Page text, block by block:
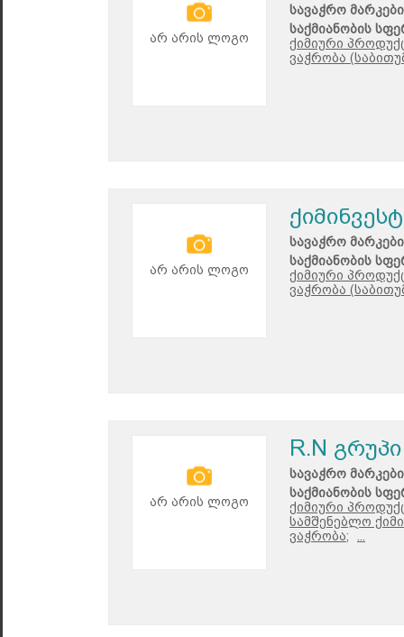
არ არის ლოგო
სავაჭრო
საქმიანობის
ქიმიური
ვაჭრობა
არ არის ლოგო
სავაჭრო
საქმიანობის
ქიმიური
ვაჭრობა
არ არის ლოგო
R.N გრუპი
სავაჭრო
საქმიანობის
ქიმიური
სამშენებლო
ვაჭრობა;